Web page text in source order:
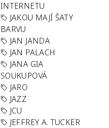
INTERNETU
JAKOU MAJÍ ŠATY
BARVU
JAN JANDA
JAN PALACH
JANA GIA
SOUKUPOVÁ
JARO
JAZZ
JCU
JEFFREY A. TUCKER